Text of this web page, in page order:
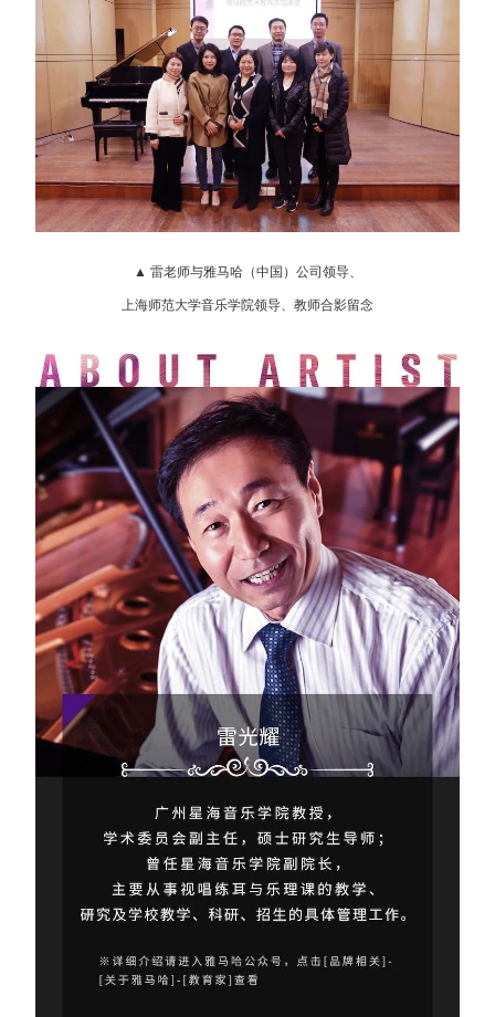
▲ 雷老师与雅马哈（中国）公司领导、
上海师范大学音乐学院领导、教师合影留念